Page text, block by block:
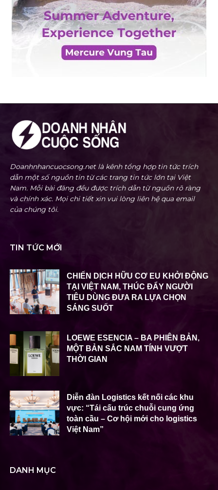
Doanhnhancuocsong.net là kênh tổng hợp tin tức trích
dẫn một số nguồn tin từ các trang tin tức lớn tại Việt
Nam. Mỗi bài đăng đều được trích dẫn từ nguồn rõ ràng
và chính xác. Mọi chi tiết xin vui lòng liên hệ qua email
của chúng tôi.
TIN TỨC MỚI
CHIẾN DỊCH HỮU CƠ EU KHỞI ĐỘNG
TẠI VIỆT NAM, THÚC ĐẨY NGƯỜI
TIÊU DÙNG ĐƯA RA LỰA CHỌN
SÁNG SUỐT
LOEWE ESENCIA – BA PHIÊN BẢN,
MỘT BẢN SẮC NAM TÍNH VƯỢT
THỜI GIAN
Diễn đàn Logistics kết nối các khu
vực: “Tái cấu trúc chuỗi cung ứng
toàn cầu – Cơ hội mới cho logistics
Việt Nam”
DANH MỤC